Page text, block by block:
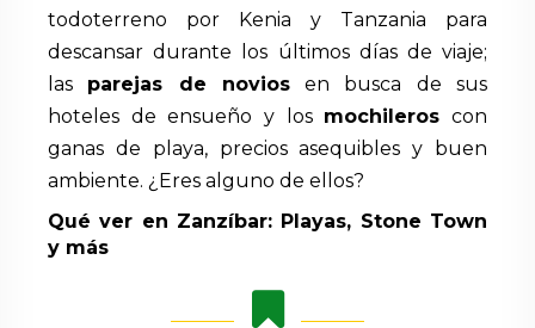
todoterreno por Kenia y Tanzania para
descansar durante los últimos días de viaje;
las parejas de noviosen busca de sus
hoteles de ensueño y los mochileros con
ganas de playa, precios asequibles y buen
ambiente. ¿Eres alguno de ellos?
Qué ver en Zanzíbar: Playas, Stone Town
y más